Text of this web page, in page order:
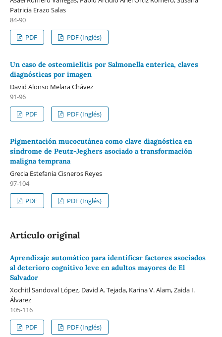
Patricia Erazo Salas
84-90
PDF
PDF (Inglés)
Un caso de osteomielitis por Salmonella enterica, claves
diagnósticas por imagen
David Alonso Melara Chávez
91-96
PDF
PDF (Inglés)
Pigmentación mucocutánea como clave diagnóstica en
síndrome de Peutz-Jeghers asociado a transformación
maligna temprana
Grecia Estefania Cisneros Reyes
97-104
PDF
PDF (Inglés)
Artículo original
Aprendizaje automático para identificar factores asociados
al deterioro cognitivo leve en adultos mayores de El
Salvador
Xochitl Sandoval López, David A. Tejada, Karina V. Alam, Zaida I.
Álvarez
105-116
PDF
PDF (Inglés)